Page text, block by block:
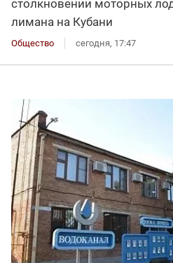
столкновении моторных
лимана на Кубани
Общество сегодня, 17:47